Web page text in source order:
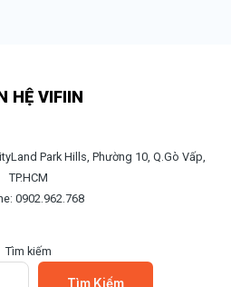
HỆ VIFIIN
Park Hills, Phường 10, Q.Gò Vấp,
TP.HCM
0902.962.768
Tìm kiếm
Tìm Kiếm